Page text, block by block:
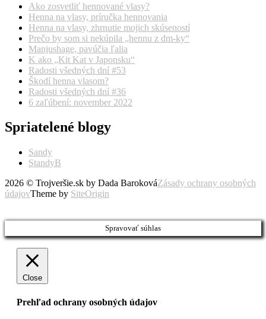
Ako zosvetliť hennované vlasy?
Henna na vlasy, príručka hennovania
Henna na vlasy, zhrnutie mojich skúseností
Prečo by som si nekúpila „hennu z dm-ky“
Manjushage, pavúčia ľalia
K ako „Kit Kat v Japonsku“
Radosti všedných dní #53
Škodí henna vlasom?
Radosti všedných dní #36
6 zaľúbení: november 2022
Spriatelené blogy
Sandy
StandyB
2026 © Trojveršie.sk by Dada BarokováZásady ochrany osobných
údajovTheme by SiteOrigin
Spravovať súhlas
Close
Prehľad ochrany osobných údajov